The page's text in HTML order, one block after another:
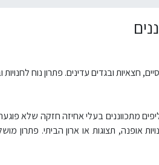
חצאיות ובגדים עדינים. פתרון נוח
מתכווננים בעלי אחיזה חזקה שלא
אופנה, תצוגות או ארון הביתי. פתרון